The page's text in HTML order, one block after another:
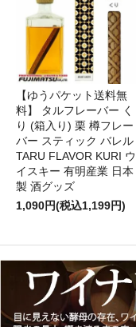
【ゆうパケット送料無
料】 タルフレーバー く
り (箱入り) 栗 樽フレー
バー スティック バレル
TARU FLAVOR KURI ウ
イスキー 有明産業 日本
製 酒グッズ
1,090円(税込1,199円)